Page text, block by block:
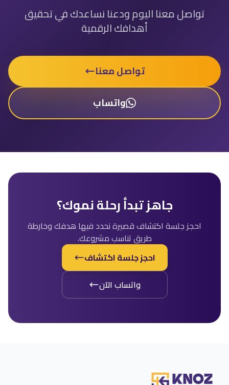
تواصل معنا اليوم ودعنا نساعدك في تحقيق
أهدافك الرقمية
تواصل معنا
واتساب
جاهز تبدأ رحلة نموك؟
احجز جلسة اكتشاف قصيرة نحدد فيها هدفك وخارطة
طريق تناسب مشروعك.
احجز جلسة اكتشاف
واتساب الآن